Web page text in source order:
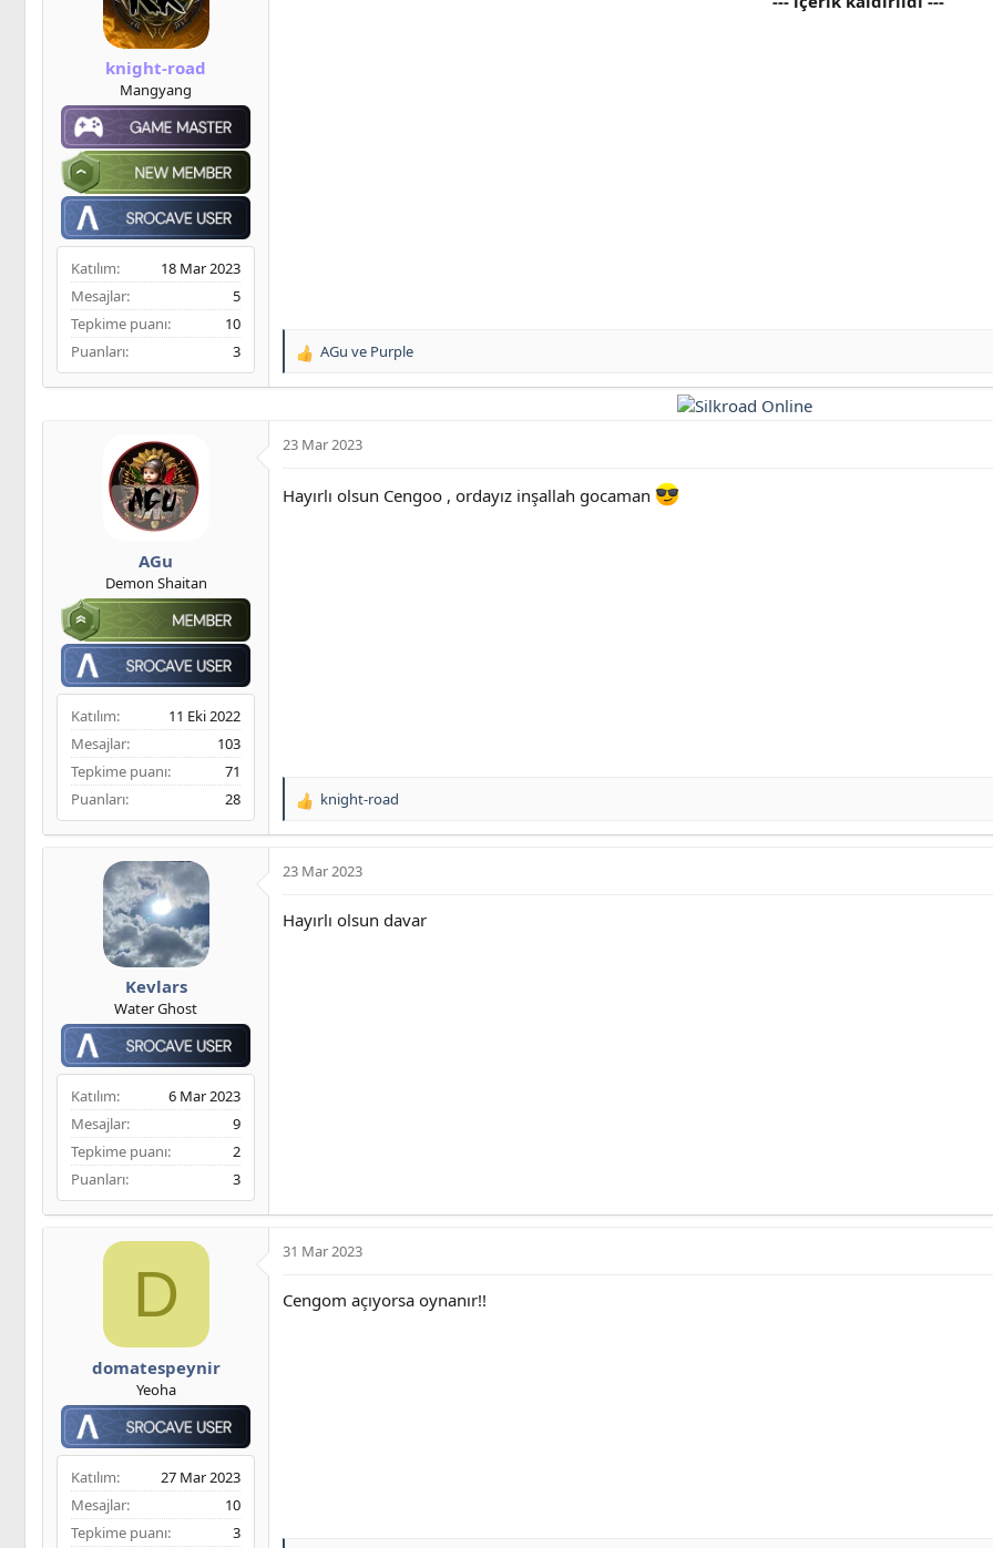
a
n
ç
t
a
r
i
h
knight-road
Mangyang
Katılım
18 Mar 2023
Mesajlar
5
Tepkime puanı
10
Puanları
3
T
i
r
AGu ve Purple
AGu
Demon Shaitan
Katılım
11 Eki 2022
Mesajlar
103
Tepkime puanı
71
Puanları
28
23 Mar 2023
Hayırlı olsun Cengoo , ordayız inşallah gocaman
T
k
e
knight-road
Kevlars
Water Ghost
Katılım
6 Mar 2023
Mesajlar
9
Tepkime puanı
2
Puanları
3
23 Mar 2023
Hayırlı olsun davar
D
domatespeynir
Yeoha
Katılım
27 Mar 2023
Mesajlar
10
Tepkime puanı
3
31 Mar 2023
Cengom açıyorsa oynanır!!